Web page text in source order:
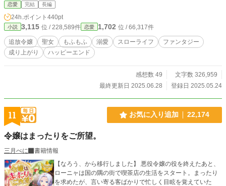
女の料理とひたむきな人柄に胃袋も心も掴まれ、不器用ながらも溺愛するよう
に!? さらに、美味しい匂いに誘われたもふもふ聖獣たちも仲間入り！ 追放令嬢
が料理で辺境を豊かにし、冷徹騎士団長にもふもふ達にも愛され幸せを掴む、異
世界クッキング＆溺愛スローライフ！ 王都への爽快ざまぁも？
恋愛 完結 長編
24h.ポイント 440pt
小説 3,115 位 / 228,589件 恋愛 1,702 位 / 66,317件
追放令嬢 聖女 もふもふ 溺愛 スローライフ
ファンタジー
成り上がり
ハッピーエンド
感想数 49
文字数 326,959
最終更新日 2025.06.28
登録日 2025.05.24
11 お気に入り追加 22,174
令嬢はまったりをご所望。
三月べに
書籍情報
【なろう、から移行しました】 悪役令嬢の役を終えたあと、
ローニャは国の隅の街で喫茶店の生活をスタート。まったり
を求めたが、言い寄る客ばかりで忙しく目眩を覚えていた